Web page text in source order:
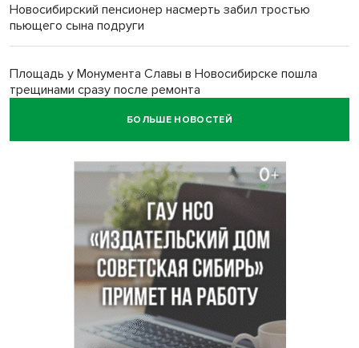
Новосибирский пенсионер насмерть забил тростью
пьющего сына подруги
Площадь у Монумента Славы в Новосибирске пошла
трещинами сразу после ремонта
БОЛЬШЕ НОВОСТЕЙ